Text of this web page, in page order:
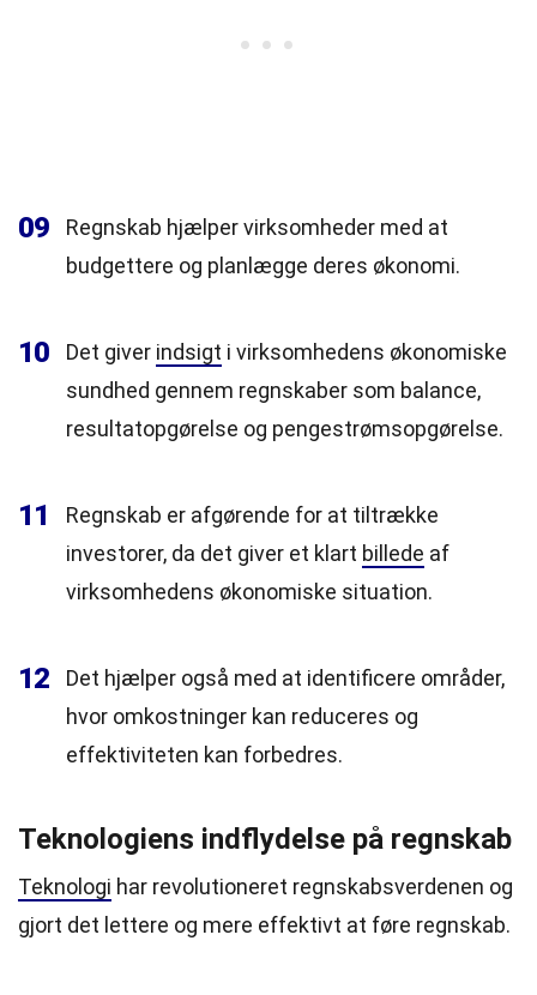
09
Regnskab hjælper virksomheder med at
budgettere og planlægge deres økonomi.
10 Det giver indsigt i virksomhedens økonomiske
sundhed gennem regnskaber som balance,
resultatopgørelse og pengestrømsopgørelse.
11
Regnskab er afgørende for at tiltrække
investorer, da det giver et klart billede af
virksomhedens økonomiske situation.
12
Det hjælper også med at identificere områder,
hvor omkostninger kan reduceres og
effektiviteten kan forbedres.
Teknologiens indflydelse på regnskab
Teknologi har revolutioneret regnskabsverdenen og
gjort det lettere og mere effektivt at føre regnskab.